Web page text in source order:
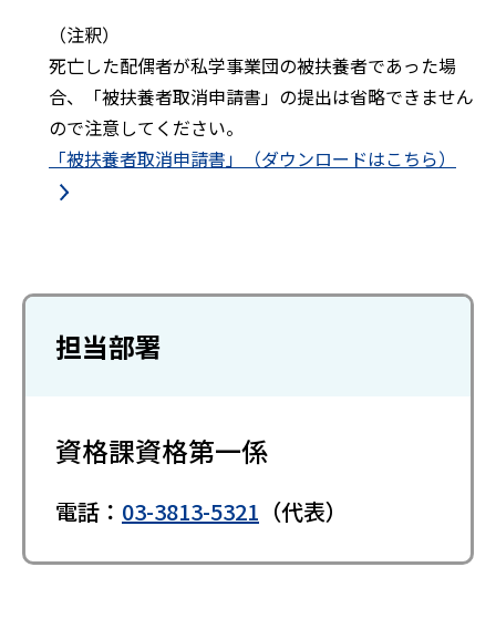
（注釈）
死亡した配偶者が私学事業団の被扶養者であった場
合、「被扶養者取消申請書」の提出は省略できません
ので注意してください。
「被扶養者取消申請書」（ダウンロードはこちら）
担当部署
資格課資格第一係
電話： 03-3813-5321 （代表）